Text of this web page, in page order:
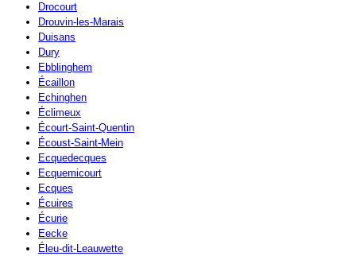
Drocourt
Drouvin-les-Marais
Duisans
Dury
Ebblinghem
Écaillon
Echinghen
Éclimeux
Écourt-Saint-Quentin
Écoust-Saint-Mein
Ecquedecques
Ecquemicourt
Ecques
Écuires
Écurie
Eecke
Éleu-dit-Leauwette